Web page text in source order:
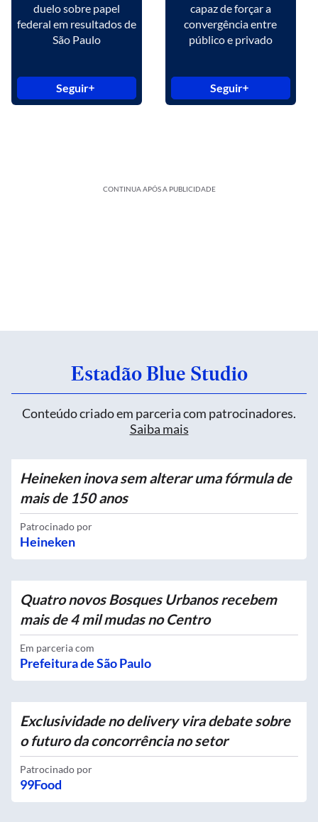
duelo sobre papel
federal em resultados de
São Paulo
Seguir
capaz de forçar a
convergência entre
público e privado
Seguir
CONTINUA APÓS A PUBLICIDADE
Estadão Blue Studio
Conteúdo criado em parceria com patrocinadores.
Saiba mais
Heineken inova sem alterar uma fórmula de
mais de 150 anos
Patrocinado por
Heineken
Quatro novos Bosques Urbanos recebem
mais de 4 mil mudas no Centro
Em parceria com
Prefeitura de São Paulo
Exclusividade no delivery vira debate sobre
o futuro da concorrência no setor
Patrocinado por
99Food